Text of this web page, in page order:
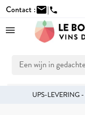
Contact :mail|phone
UPS-LEVERING -